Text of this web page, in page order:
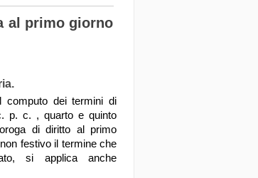
al primo giorno
computo dei termini di
p. c. , quarto e quinto
di diritto al primo
festivo il termine che
si applica anche